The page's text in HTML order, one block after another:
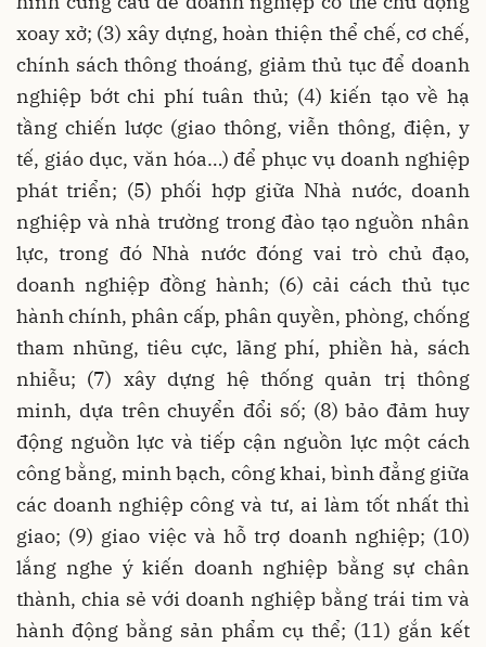
xoay xở; (3) xây dựng, hoàn thiện thể chế, cơ chế,
chính sách thông thoáng, giảm thủ tục để doanh
nghiệp bớt chi phí tuân thủ; (4) kiến tạo về hạ
tầng chiến lược (giao thông, viễn thông, điện, y
tế, giáo dục, văn hóa…) để phục vụ doanh nghiệp
phát triển; (5) phối hợp giữa Nhà nước, doanh
nghiệp và nhà trường trong đào tạo nguồn nhân
lực, trong đó Nhà nước đóng vai trò chủ đạo,
doanh nghiệp đồng hành; (6) cải cách thủ tục
hành chính, phân cấp, phân quyền, phòng, chống
tham nhũng, tiêu cực, lãng phí, phiền hà, sách
nhiễu; (7) xây dựng hệ thống quản trị thông
minh, dựa trên chuyển đổi số; (8) bảo đảm huy
động nguồn lực và tiếp cận nguồn lực một cách
công bằng, minh bạch, công khai, bình đẳng giữa
các doanh nghiệp công và tư, ai làm tốt nhất thì
giao; (9) giao việc và hỗ trợ doanh nghiệp; (10)
lắng nghe ý kiến doanh nghiệp bằng sự chân
thành, chia sẻ với doanh nghiệp bằng trái tim và
hành động bằng sản phẩm cụ thể; (11) gắn kết